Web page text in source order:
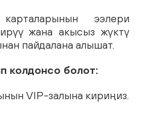
ээлери
жана акысыз жүктү
пайдалана алышат.
колдонсо болот:
VIP-залына кириңиз.